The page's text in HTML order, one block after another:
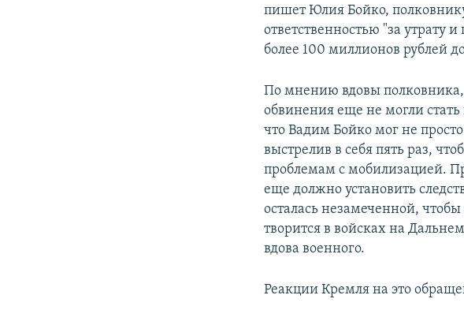
пишет Юлия Бойко,
ответственностью "за утрату
более 100 миллионов рублей
По мнению вдовы полковника,
обвинения еще не могли
что Вадим Бойко мог не просто
выстрелив в себя пять раз,
проблемам с мобилизацией.
еще должно установить
осталась незамеченной, чтобы
творится в войсках на
вдова военного.
Реакции Кремля на это